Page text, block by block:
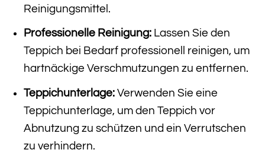
Reinigungsmittel.
Professionelle Reinigung:Lassen Sie den
Teppich bei Bedarf professionell reinigen, um
hartnäckige Verschmutzungen zu entfernen.
Teppichunterlage:Verwenden Sie eine
Teppichunterlage, um den Teppich vor
Abnutzung zu schützen und ein Verrutschen
zu verhindern.